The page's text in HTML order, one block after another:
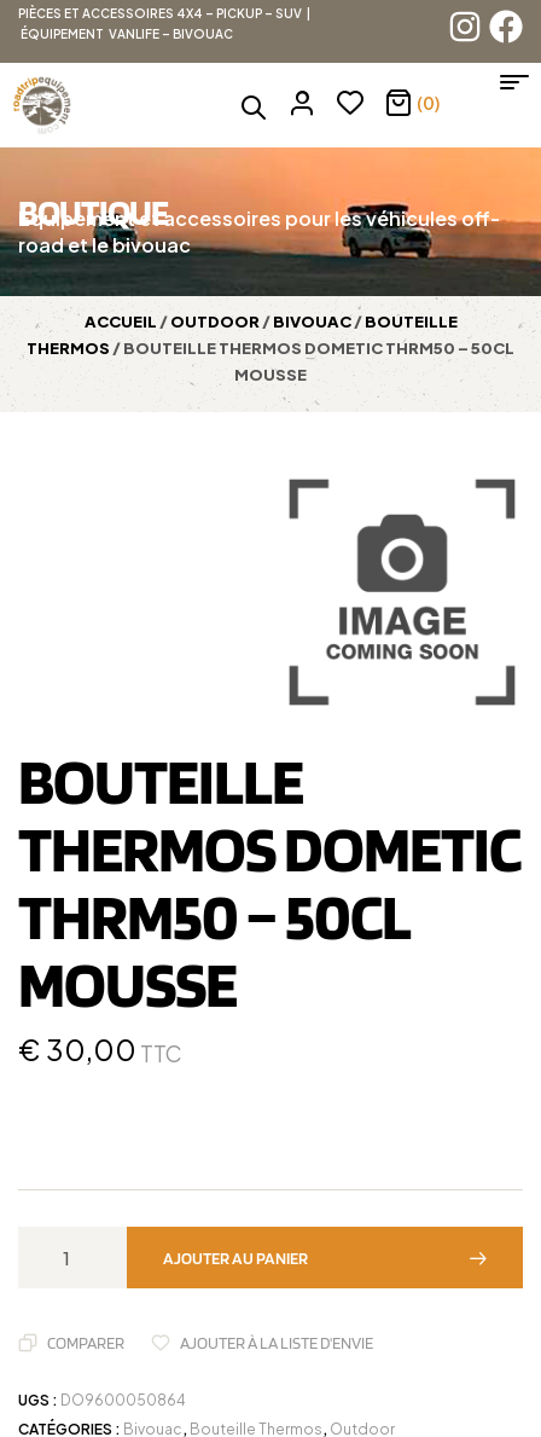
PIÈCES ET ACCESSOIRES 4X4 – PICKUP – SUV |
ÉQUIPEMENT VANLIFE – BIVOUAC
(0)
BOUTIQUE
Équipement et accessoires pour les véhicules off-
road et le bivouac
ACCUEIL /OUTDOOR /BIVOUAC/BOUTEILLE
THERMOS / BOUTEILLE THERMOS DOMETIC THRM50 – 50CL
MOUSSE
BOUTEILLE
THERMOS DOMETIC
THRM50 – 50CL
MOUSSE
€ 30,00 TTC
AJOUTER AU PANIER
COMPARER AJOUTER À LA LISTE D'ENVIE
UGS : DO9600050864
CATÉGORIES : Bivouac, Bouteille Thermos, Outdoor